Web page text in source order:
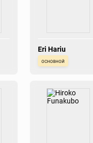
Eri Hariu
основной